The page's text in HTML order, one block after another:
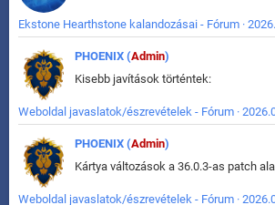
Ekstone Hearthstone kalandozásai - Fórum ·
PHOENIX (Admin)
Kisebb javítások történtek:
Weboldal javaslatok/észrevételek - Fórum ·
PHOENIX (Admin)
Weboldal javaslatok/észrevételek - Fórum ·